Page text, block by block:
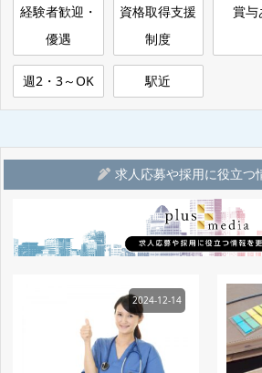
経験者歓迎・
優遇
資格取得支援
制度
賞与
週2・3～OK 駅近
求人応募や採用に役立つ
2024-12-14